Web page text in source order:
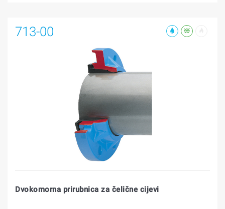
713-00
Dvokomorna prirubnica za čelične cijevi